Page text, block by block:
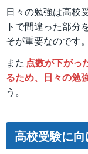
日々の勉強は高校
トで間違った部分
そが重要なのです。
また 点数が下がっ
るため、日々の勉
う。
高校受験に